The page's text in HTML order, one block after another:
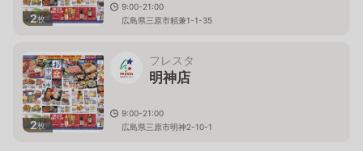
2枚
9:00-21:00
広島県三原市頼兼1-1-35
2枚
フレスタ
明神店
9:00-21:00
広島県三原市明神2-10-1